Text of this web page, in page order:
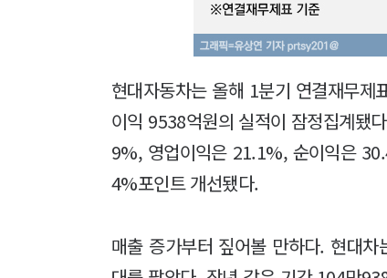
현대자동차는 올해 1분기 연결재무
이익 9538억원의 실적이 잠정집계됐
9%, 영업이익은 21.1%, 순이익은
4%포인트 개선됐다.
매출 증가부터 짚어볼 만하다. 현대